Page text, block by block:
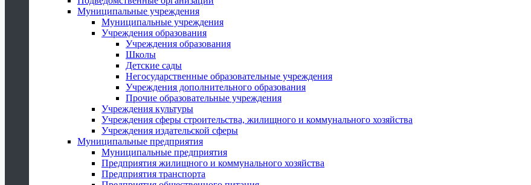
Муниципальные учреждения
Муниципальные учреждения
Учреждения образования
Учреждения образования
Школы
Детские сады
Негосударственные образовательные учреждения
Учреждения дополнительного образования
Прочие образовательные учреждения
Учреждения культуры
Учреждения сферы строительства, жилищного и коммунального хозяйства
Учреждения издательской сферы
Муниципальные предприятия
Муниципальные предприятия
Предприятия жилищного и коммунального хозяйства
Предприятия транспорта